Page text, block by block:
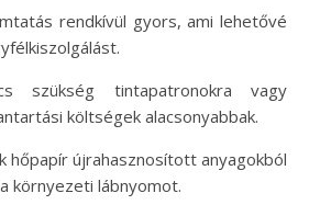
rendkívül gyors, ami lehetővé
szükség tintapatronokra vagy
költségek alacsonyabbak.
hőpapír újrahasznosított anyagokból
környezeti lábnyomot.